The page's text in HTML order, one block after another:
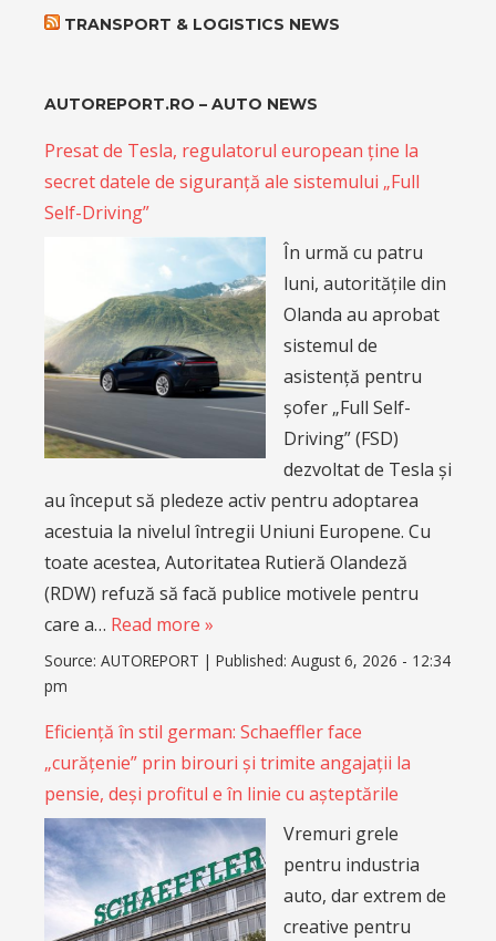
TRANSPORT & LOGISTICS NEWS
AUTOREPORT.RO – AUTO NEWS
Presat de Tesla, regulatorul european ține la
secret datele de siguranță ale sistemului „Full
Self-Driving”
În urmă cu patru
luni, autoritățile din
Olanda au aprobat
sistemul de
asistență pentru
șofer „Full Self-
Driving” (FSD)
dezvoltat de Tesla și
au început să pledeze activ pentru adoptarea
acestuia la nivelul întregii Uniuni Europene. Cu
toate acestea, Autoritatea Rutieră Olandeză
(RDW) refuză să facă publice motivele pentru
care a… Read more »
Source: AUTOREPORT | Published: August 6, 2026 - 12:34
pm
Eficiență în stil german: Schaeffler face
„curățenie” prin birouri și trimite angajații la
pensie, deși profitul e în linie cu așteptările
Vremuri grele
pentru industria
auto, dar extrem de
creative pentru